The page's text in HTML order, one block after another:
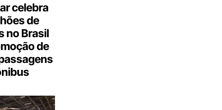
celebra
de
no Brasil
de